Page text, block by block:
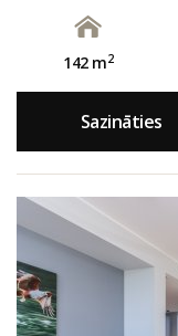
142 m2
Sazināties